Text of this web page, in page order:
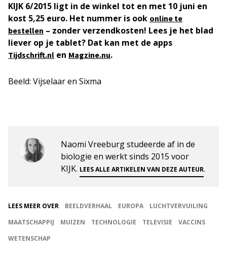
KIJK 6/2015 ligt in de winkel tot en met 10 juni en
kost 5,25 euro. Het nummer is ook online te
bestellen – zonder verzendkosten! Lees je het blad
liever op je tablet? Dat kan met de apps
Tijdschrift.nl en Magzine.nu.
Beeld: Vijselaar en Sixma
Naomi Vreeburg studeerde af in de
biologie en werkt sinds 2015 voor
KIJK. LEES ALLE ARTIKELEN VAN DEZE AUTEUR.
LEES MEER OVER BEELDVERHAAL EUROPA
LUCHTVERVUILING
MAATSCHAPPIJ
MUIZEN TECHNOLOGIE TELEVISIE
VACCINS
WETENSCHAP